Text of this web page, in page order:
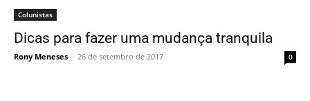
Colunistas
Dicas para fazer uma mudança tranquila
Rony Meneses - 26 de setembro de 2017 0